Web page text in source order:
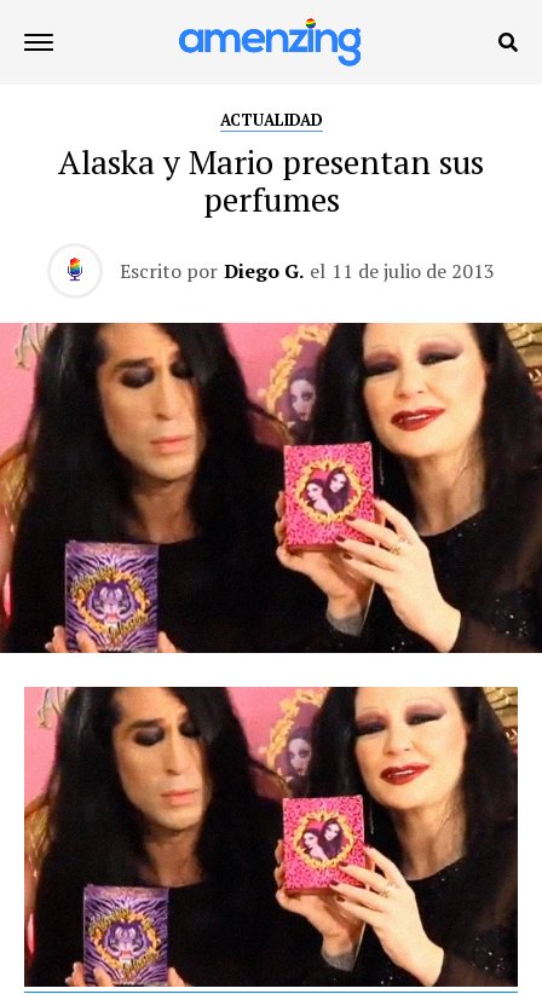
ACTUALIDAD
Alaska y Mario presentan sus
perfumes
Escrito por Diego G. el 11 de julio de 2013